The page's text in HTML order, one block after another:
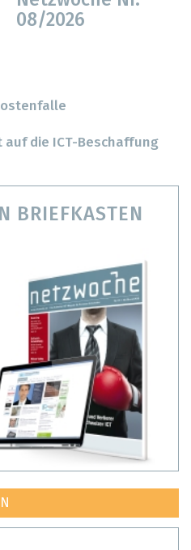
08/2026
die ICT-Beschaffung
BRIEFKASTEN